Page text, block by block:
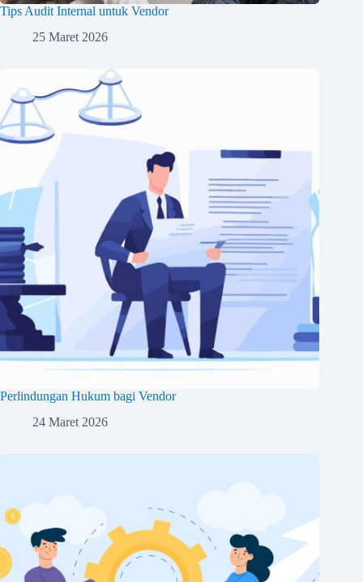
Tips Audit Internal untuk Vendor
25 Maret 2026
Perlindungan Hukum bagi Vendor
24 Maret 2026